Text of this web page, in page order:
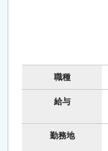
職種
給与
勤務地